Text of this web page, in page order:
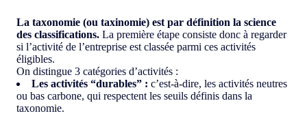
La taxonomie (ou taxinomie) est par définition la science
des classifications. La première étape consiste donc à regarder
si l’activité de l’entreprise est classée parmi ces activités
éligibles.
On distingue 3 catégories d’activités :
Les activités “durables” : c’est-à-dire, les activités neutres
ou bas carbone, qui respectent les seuils définis dans la
taxonomie.